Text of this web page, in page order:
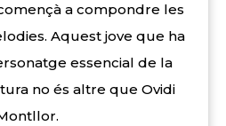
a compondre les
Aquest jove que ha
essencial de la
no és altre que Ovidi